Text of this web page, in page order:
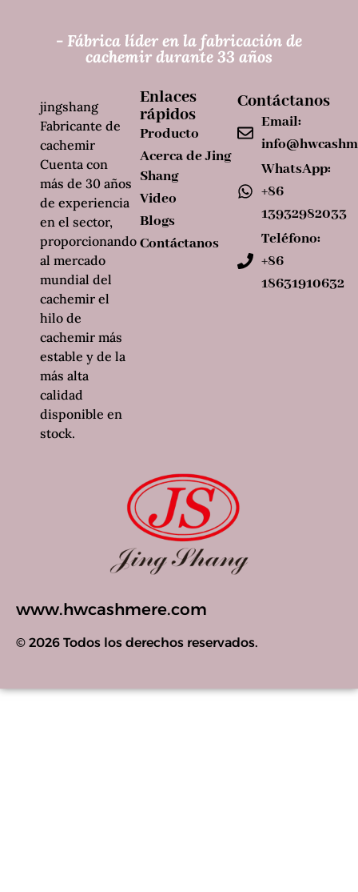
www.hwcashmere.com
© 2026 Todos los derechos reservados.
- Fábrica líder en la fabricación de
cachemir durante 33 años
Enlaces
rápidos
Producto
Acerca de Jing
Shang
Video
Blogs
Contáctanos
Contáctanos
Email:
WhatsApp:
+86
13932982033
Teléfono:
+86
18631910632
jingshang
Fabricante de
cachemir
Cuenta con
más de 30 años
de experiencia
en el sector,
proporcionando
al mercado
mundial del
cachemir el
hilo de
cachemir más
estable y de la
más alta
calidad
disponible en
stock.